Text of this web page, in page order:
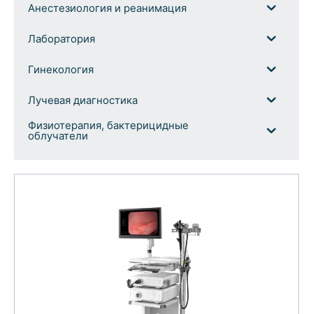
Анестезиология и реанимация
Лаборатория
Гинекология
Лучевая диагностика
Физиотерапия, бактерицидные
облучатели